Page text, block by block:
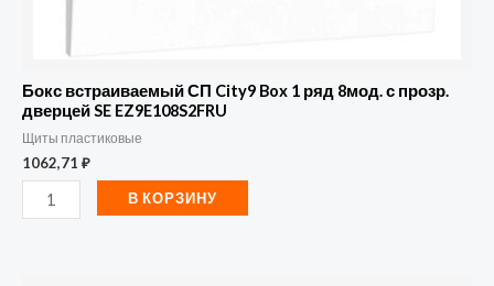
Бокс встраиваемый СП City9 Box 1 ряд 8мод. с прозр.
дверцей SE EZ9E108S2FRU
Щиты пластиковые
1062,71 ₽
EZ9E108S2FRU
В КОРЗИНУ